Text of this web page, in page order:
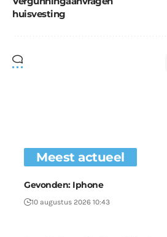
huisvesting
Meest actueel
Gevonden: Iphone
10 augustus 2026 10:43